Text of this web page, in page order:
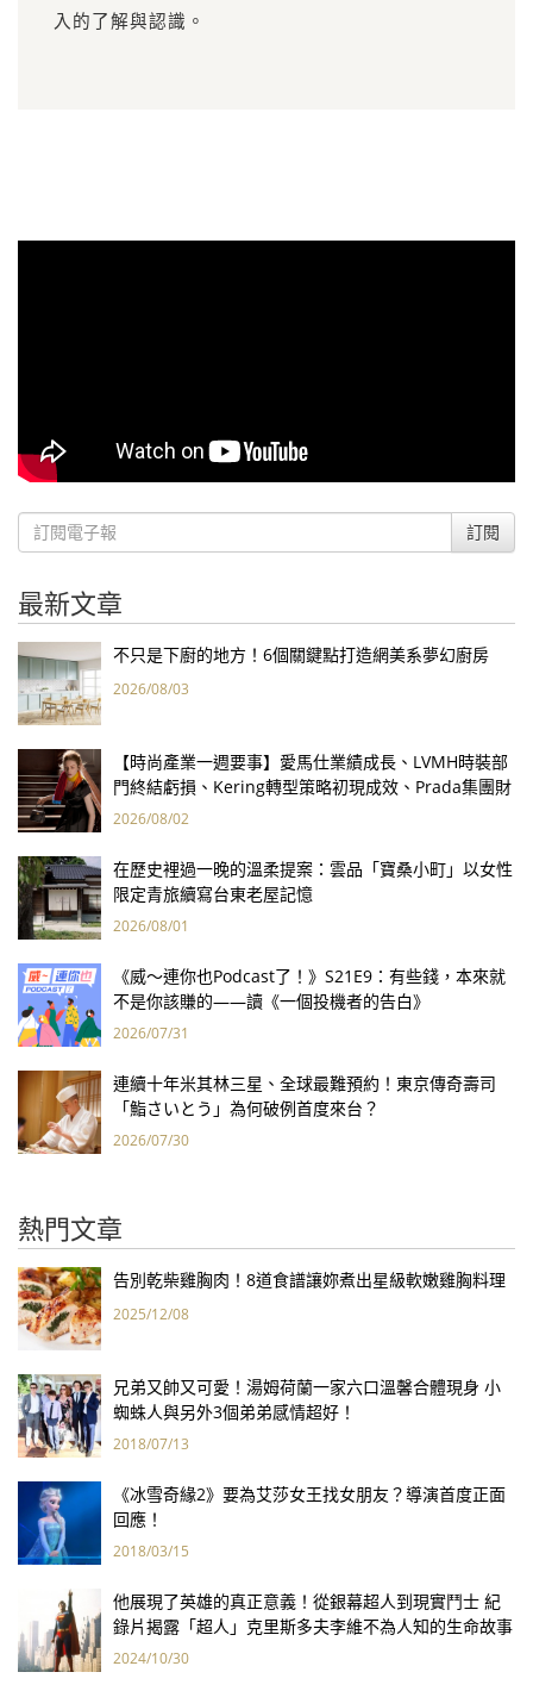
入的了解與認識。
訂閱
最新文章
不只是下廚的地方！6個關鍵點打造網美系夢幻廚房
2026/08/03
【時尚產業一週要事】愛馬仕業績成長、LVMH時裝部
門終結虧損、Kering轉型策略初現成效、Prada集團財
報亮眼
2026/08/02
在歷史裡過一晚的溫柔提案：雲品「寶桑小町」以女性
限定青旅續寫台東老屋記憶
2026/08/01
《威～連你也Podcast了！》S21E9：有些錢，本來就
不是你該賺的——讀《一個投機者的告白》
2026/07/31
連續十年米其林三星、全球最難預約！東京傳奇壽司
「鮨さいとう」為何破例首度來台？
2026/07/30
熱門文章
告別乾柴雞胸肉！8道食譜讓妳煮出星級軟嫩雞胸料理
2025/12/08
兄弟又帥又可愛！湯姆荷蘭一家六口溫馨合體現身 小
蜘蛛人與另外3個弟弟感情超好！
2018/07/13
《冰雪奇緣2》要為艾莎女王找女朋友？導演首度正面
回應！
2018/03/15
他展現了英雄的真正意義！從銀幕超人到現實鬥士 紀
錄片揭露「超人」克里斯多夫李維不為人知的生命故事
2024/10/30